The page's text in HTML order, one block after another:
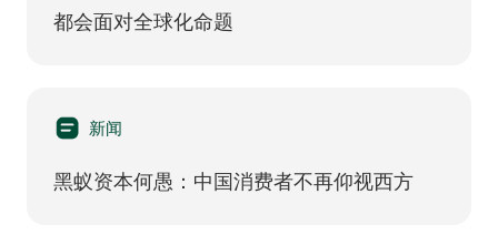
都会面对全球化命题
新闻
黑蚁资本何愚：中国消费者不再仰视西方​